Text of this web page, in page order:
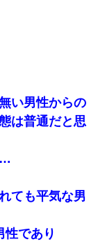
ｗｗｗｗｗ」俺
間がなんかモッコ
卵だったんだ…」
だ！取り違え
完璧な容姿を持っ
い男性からの
は普通だと思
…
ても平気な男
性であり